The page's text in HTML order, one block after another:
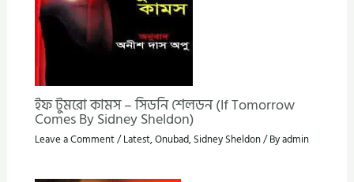
ইফ টুমরো কামস – সিডনি শেলডন (If Tomorrow
Comes By Sidney Sheldon)
Leave a Comment/Latest,Onubad, Sidney Sheldon/ Byadmin